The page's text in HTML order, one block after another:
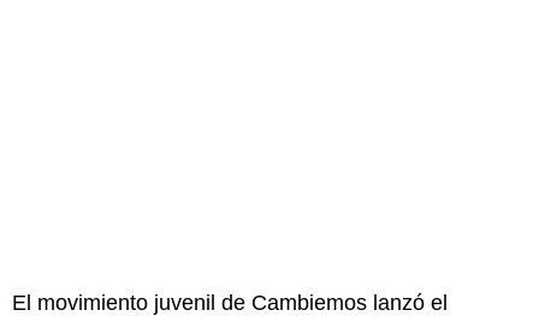
El movimiento juvenil de Cambiemos lanzó el